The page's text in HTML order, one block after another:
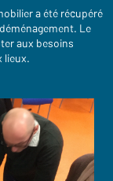
a été récupéré
Le
aux besoins
lieux.